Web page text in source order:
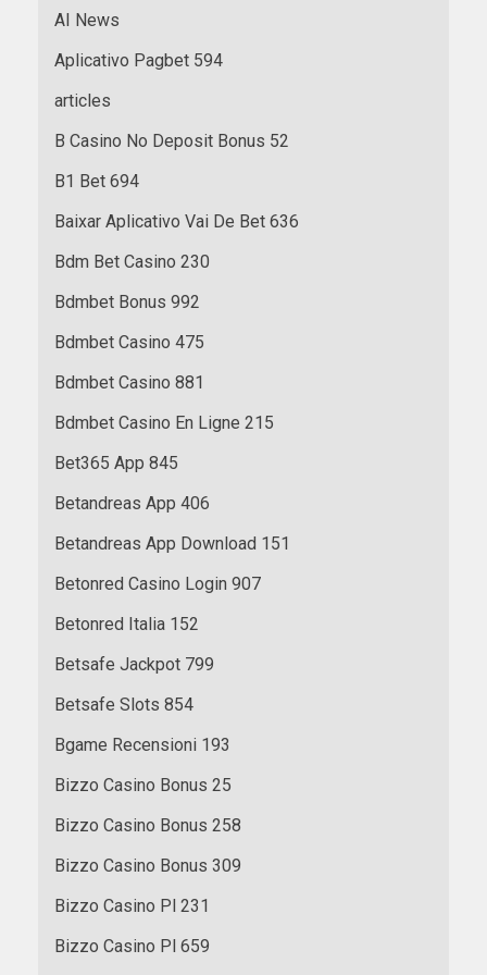
AI News
Aplicativo Pagbet 594
articles
B Casino No Deposit Bonus 52
B1 Bet 694
Baixar Aplicativo Vai De Bet 636
Bdm Bet Casino 230
Bdmbet Bonus 992
Bdmbet Casino 475
Bdmbet Casino 881
Bdmbet Casino En Ligne 215
Bet365 App 845
Betandreas App 406
Betandreas App Download 151
Betonred Casino Login 907
Betonred Italia 152
Betsafe Jackpot 799
Betsafe Slots 854
Bgame Recensioni 193
Bizzo Casino Bonus 25
Bizzo Casino Bonus 258
Bizzo Casino Bonus 309
Bizzo Casino Pl 231
Bizzo Casino Pl 659